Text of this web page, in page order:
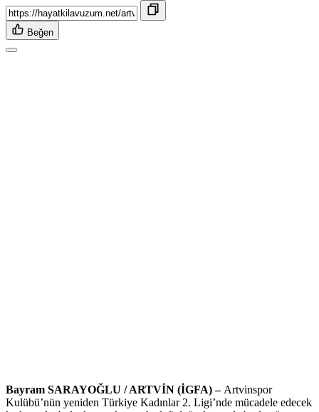
Beğen
Bayram SARAYOĞLU / ARTVİN (İGFA) – Artvinspor
Kulübü’nün yeniden Türkiye Kadınlar 2. Ligi’nde mücadele edecek